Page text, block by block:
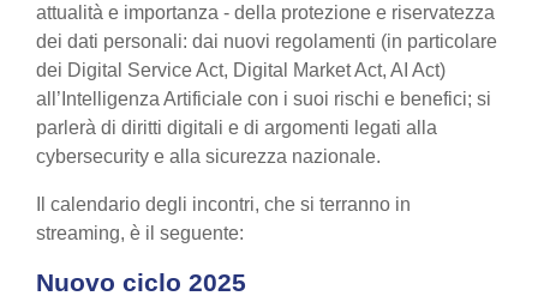
attualità e importanza - della protezione e riservatezza
dei dati personali: dai nuovi regolamenti (in particolare
dei Digital Service Act, Digital Market Act, AI Act)
all’Intelligenza Artificiale con i suoi rischi e benefici; si
parlerà di diritti digitali e di argomenti legati alla
cybersecurity e alla sicurezza nazionale.
Il calendario degli incontri, che si terranno in
streaming, è il seguente:
Nuovo ciclo 2025